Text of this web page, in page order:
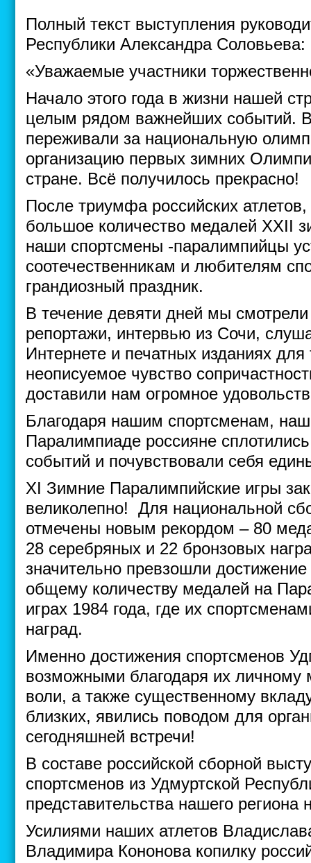
Полный текст выступления
Республики Александра Соловьева:
«Уважаемые участники
Начало этого года в жизни нашей
целым рядом важнейших событий.
переживали за национальную
организацию первых зимних
стране. Всё получилось прекрасно!
После триумфа российских
большое количество медалей XXII
наши спортсмены -паралимпийцы
соотечественникам и любителям
грандиозный праздник.
В течение девяти дней мы
репортажи, интервью из Сочи,
Интернете и печатных изданиях
неописуемое чувство
доставили нам огромное
Благодаря нашим спортсменам,
Паралимпиаде россияне
событий и почувствовали себя
XI Зимние Паралимпийские игры
великолепно! Для национальной
отмечены новым рекордом – 80
28 серебряных и 22 бронзовых
значительно превзошли
общему количеству медалей на
играх 1984 года, где их
наград.
Именно достижения спортсменов
возможными благодаря их личному
воли, а также существенному
близких, явились поводом для
сегодняшней встречи!
В составе российской сборной
спортсменов из Удмуртской
представительства нашего региона
Усилиями наших атлетов
Владимира Кононова копилку